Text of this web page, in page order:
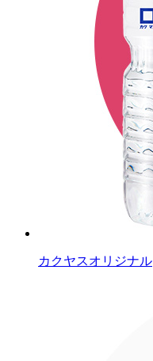
カクヤスオリジナル